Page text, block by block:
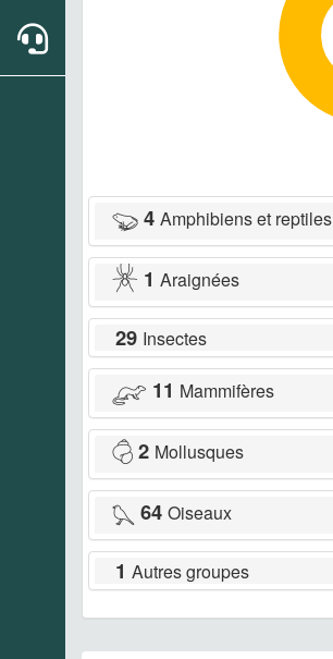
4 Amphibiens et reptiles
1 Araignées
29 Insectes
11 Mammifères
2 Mollusques
64 Oiseaux
1 Autres groupes